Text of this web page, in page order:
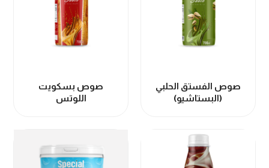
صوص الفستق الحلبي
(البستاشيو)
صوص بسكويت
اللوتس